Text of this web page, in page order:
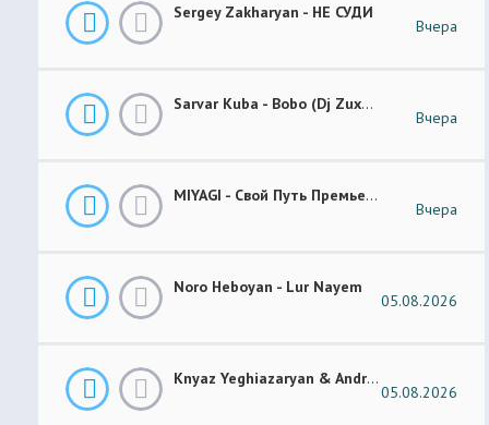
Sergey Zakharyan - НЕ СУДИ
Вчера
Sarvar Kuba - Bobo (Dj Zuxa Remix)
Вчера
MIYAGI - Свой Путь Премьера 2026
Вчера
Noro Heboyan - Lur Nayem
05.08.2026
Knyaz Yeghiazaryan & Andranik Sirakanyan - Arevi Pes New 2026
05.08.2026